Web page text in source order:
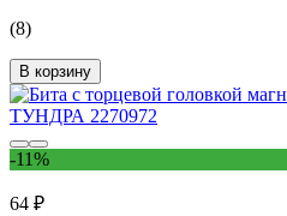
(8)
В корзину
-11%
64 ₽